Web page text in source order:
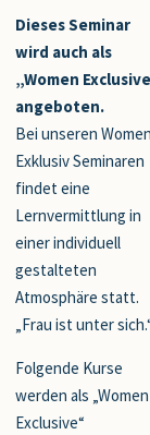
Dieses Seminar
wird auch als
„Women
angeboten.
Bei unseren
Exklusiv Seminaren
findet eine
Lernvermittlung in
einer individuell
gestalteten
Atmosphäre statt.
„Frau ist unter
Folgende Kurse
werden als „Women
Exclusive“